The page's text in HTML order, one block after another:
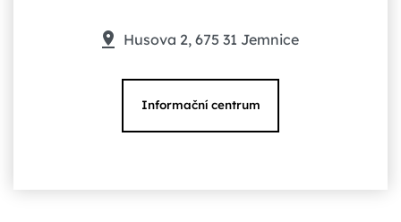
Husova 2, 675 31 Jemnice
Informační centrum